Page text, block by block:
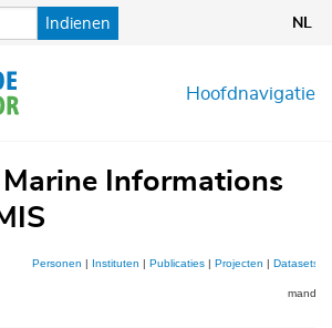
Indienen NL
Hoofdnavigatie
Marine Informations
Personen | Instituten | Publicaties| Projecten | Datasets
mandje